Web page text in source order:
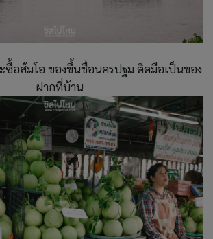
ซื้อส้มโอ ของขึ้นชื่อนครปฐม ติดมือเป็นของ
ฝากที่บ้าน